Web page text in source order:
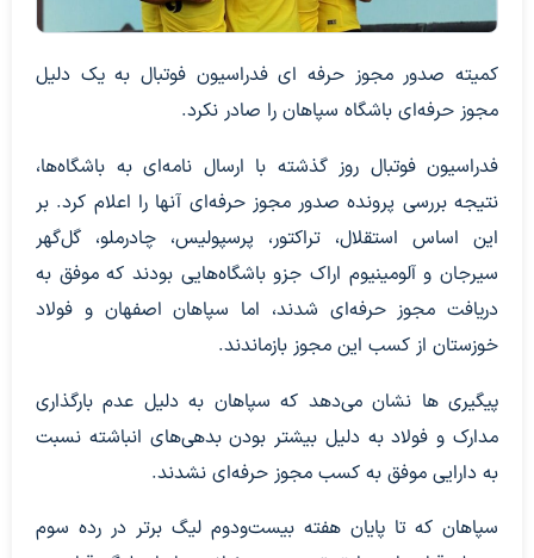
کمیته صدور مجوز حرفه ای فدراسیون فوتبال به یک دلیل
مجوز حرفه‌ای باشگاه سپاهان را صادر نکرد.
فدراسیون فوتبال روز گذشته با ارسال نامه‌ای به باشگاه‌ها،
نتیجه بررسی پرونده صدور مجوز حرفه‌ای آنها را اعلام کرد. بر
این اساس استقلال، تراکتور، پرسپولیس، چادرملو، گل‌گهر
سیرجان و آلومینیوم اراک جزو باشگاه‌هایی بودند که موفق به
دریافت مجوز حرفه‌ای شدند، اما سپاهان اصفهان و فولاد
خوزستان از کسب این مجوز بازماندند.
پیگیری ها نشان می‌دهد که سپاهان به دلیل عدم بارگذاری
مدارک و فولاد به دلیل بیشتر بودن بدهی‌های انباشته نسبت
به دارایی موفق به کسب مجوز حرفه‌ای نشدند.
سپاهان که تا پایان هفته بیست‌ودوم لیگ برتر در رده سوم